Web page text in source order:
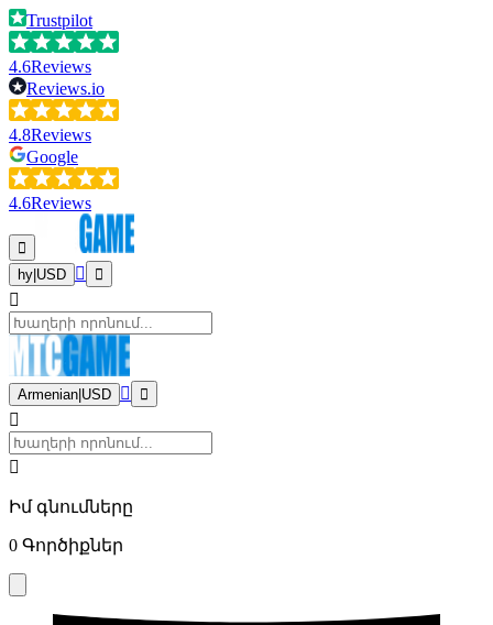
Trustpilot
4.6Reviews
Reviews.io
4.8Reviews
Google
4.6Reviews
hy USD
Armenian USD
Իմ գնումները
0 Գործիքներ